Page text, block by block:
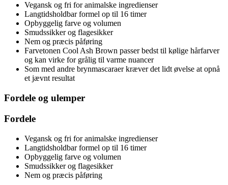
Vegansk og fri for animalske ingredienser
Langtidsholdbar formel op til 16 timer
Opbyggelig farve og volumen
Smudssikker og flagesikker
Nem og præcis påføring
Farvetonen Cool Ash Brown passer bedst til kølige hårfarver
og kan virke for grålig til varme nuancer
Som med andre brynmascaraer kræver det lidt øvelse at opnå
et jævnt resultat
Fordele og ulemper
Fordele
Vegansk og fri for animalske ingredienser
Langtidsholdbar formel op til 16 timer
Opbyggelig farve og volumen
Smudssikker og flagesikker
Nem og præcis påføring